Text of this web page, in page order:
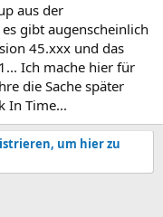
aus der
gibt augenscheinlich
45.xxx und das
Ich mache hier für
die Sache später
In Time...
um hier zu